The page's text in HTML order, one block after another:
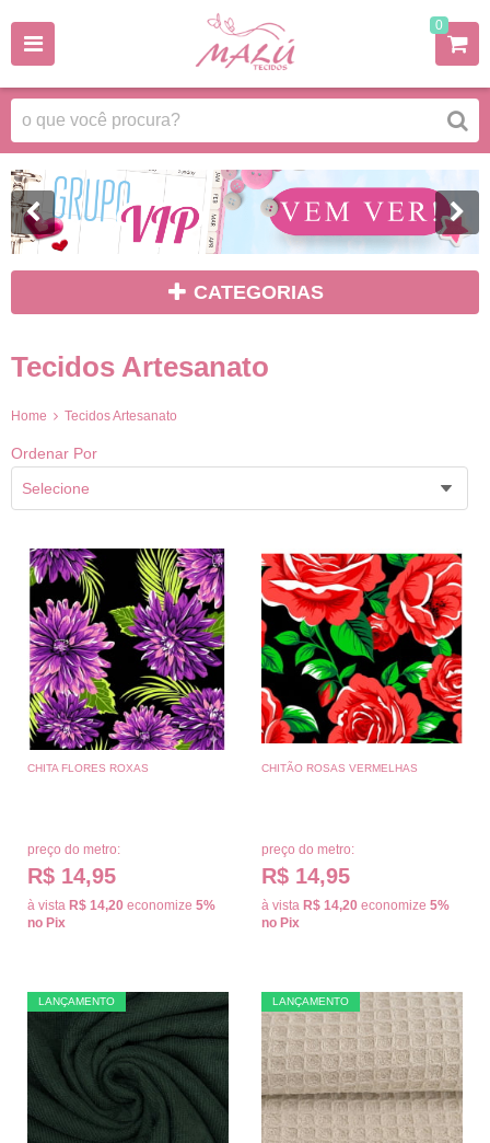
0
CATEGORIAS
Tecidos Artesanato
Home Tecidos Artesanato
Ordenar Por
Selecione
CHITA FLORES ROXAS
preço do metro:
R$ 14,95
à vista R$ 14,20 economize 5%
no Pix
CHITÃO ROSAS VERMELHAS
preço do metro:
R$ 14,95
à vista R$ 14,20 economize 5%
no Pix
LANÇAMENTO LANÇAMENTO